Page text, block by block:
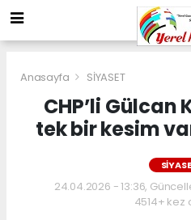
Anasayfa SİYASET
CHP’li Gülcan
tek bir kesim
24.04.2026 - 13:36,
4514+ kez